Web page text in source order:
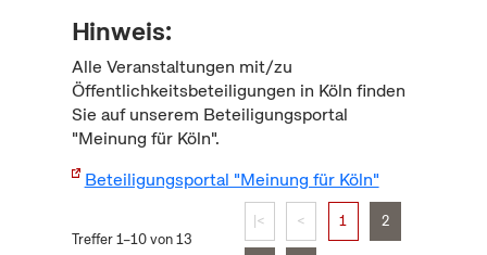
Hinweis:
Alle Veranstaltungen mit/zu
Öffentlichkeitsbeteiligungen in Köln finden
Sie auf unserem Beteiligungsportal
"Meinung für Köln".
Beteiligungsportal "Meinung für Köln"
Treffer 1–10 von 13
|< < 1 2